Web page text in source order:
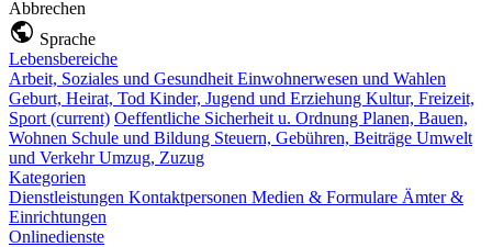
Abbrechen
Sprache
Lebensbereiche
Arbeit, Soziales und Gesundheit Einwohnerwesen und Wahlen
Geburt, Heirat, Tod Kinder, Jugend und Erziehung Kultur, Freizeit,
Sport (current) Oeffentliche Sicherheit u. Ordnung Planen, Bauen,
Wohnen Schule und Bildung Steuern, Gebühren, Beiträge Umwelt
und VerkehrUmzug, Zuzug
Kategorien
Dienstleistungen Kontaktpersonen Medien & Formulare Ämter &
Einrichtungen
Onlinedienste